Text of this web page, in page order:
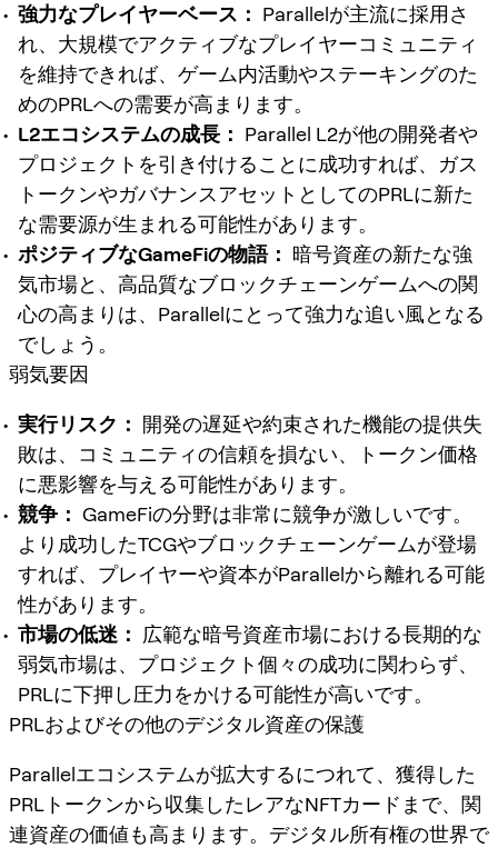
強力なプレイヤーベース： Parallelが主流に採用さ
れ、大規模でアクティブなプレイヤーコミュニティ
を維持できれば、ゲーム内活動やステーキングのた
めのPRLへの需要が高まります。
L2エコシステムの成長： Parallel L2が他の開発者や
プロジェクトを引き付けることに成功すれば、ガス
トークンやガバナンスアセットとしてのPRLに新た
な需要源が生まれる可能性があります。
ポジティブなGameFiの物語： 暗号資産の新たな強
気市場と、高品質なブロックチェーンゲームへの関
心の高まりは、Parallelにとって強力な追い風となる
でしょう。
弱気要因
実行リスク： 開発の遅延や約束された機能の提供失
敗は、コミュニティの信頼を損ない、トークン価格
に悪影響を与える可能性があります。
競争： GameFiの分野は非常に競争が激しいです。
より成功したTCGやブロックチェーンゲームが登場
すれば、プレイヤーや資本がParallelから離れる可能
性があります。
市場の低迷：
広範な暗号資産市場における長期的な
弱気市場は、プロジェクト個々の成功に関わらず、
PRLに下押し圧力をかける可能性が高いです。
PRLおよびその他のデジタル資産の保護
Parallelエコシステムが拡大するにつれて、獲得した
PRLトークンから収集したレアなNFTカードまで、関
連資産の価値も高まります。デジタル所有権の世界で